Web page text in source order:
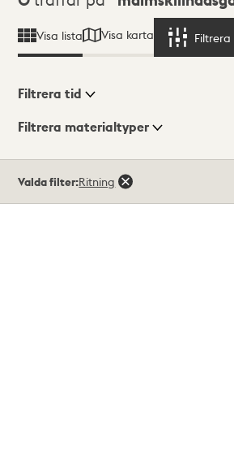
Visa lista Visa karta Filtrera
Visningsläge
Filtrera tid
Filtrera materialtyper
träffar
Valda filter:Ritning